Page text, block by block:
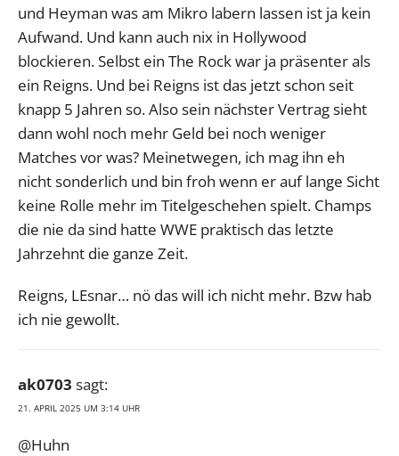
und Heyman was am Mikro labern lassen ist ja kein
Aufwand. Und kann auch nix in Hollywood
blockieren. Selbst ein The Rock war ja präsenter als
ein Reigns. Und bei Reigns ist das jetzt schon seit
knapp 5 Jahren so. Also sein nächster Vertrag sieht
dann wohl noch mehr Geld bei noch weniger
Matches vor was? Meinetwegen, ich mag ihn eh
nicht sonderlich und bin froh wenn er auf lange Sicht
keine Rolle mehr im Titelgeschehen spielt. Champs
die nie da sind hatte WWE praktisch das letzte
Jahrzehnt die ganze Zeit.
Reigns, LEsnar… nö das will ich nicht mehr. Bzw hab
ich nie gewollt.
ak0703 sagt:
21. APRIL 2025 UM 3:14 UHR
@Huhn